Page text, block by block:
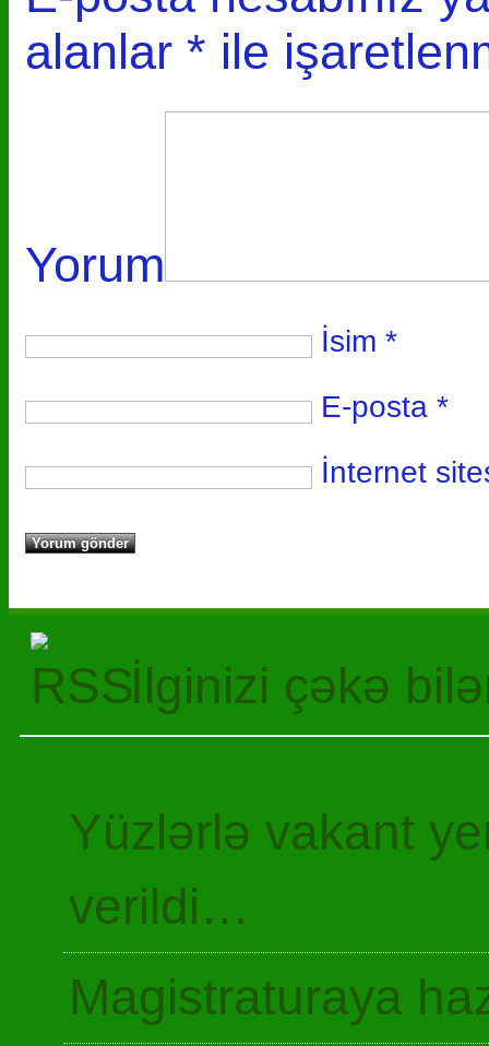
alanlar * ile
Yorum
İsim *
E-posta *
İnternet
İlginizi çəkə
Yüzlərlə vakant
verildi…
Magistraturaya